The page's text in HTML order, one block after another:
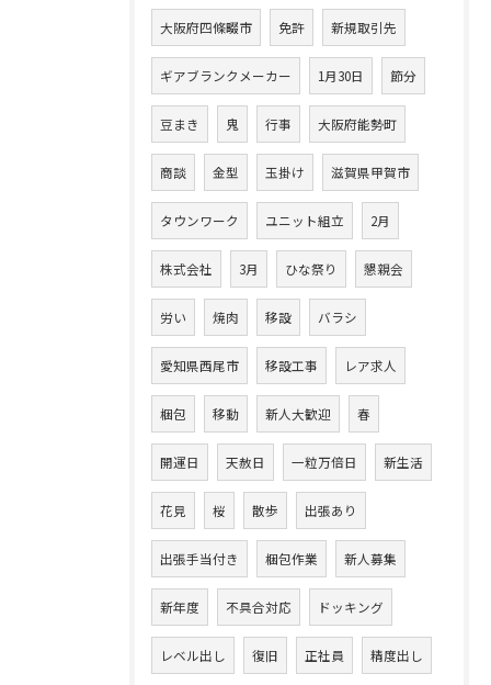
大阪府四條畷市 免許 新規取引先
ギアブランクメーカー 1月30日 節分
豆まき 鬼 行事 大阪府能勢町
商談 金型 玉掛け 滋賀県甲賀市
タウンワーク ユニット組立 2月
株式会社 3月 ひな祭り 懇親会
労い 焼肉 移設 バラシ
愛知県西尾市 移設工事 レア求人
梱包 移動 新人大歓迎 春
開運日 天赦日 一粒万倍日 新生活
花見 桜 散歩 出張あり
出張手当付き 梱包作業 新人募集
新年度 不具合対応 ドッキング
レベル出し 復旧 正社員 精度出し